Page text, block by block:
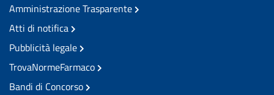
Amministrazione Trasparente
Atti di notifica
Pubblicità legale
TrovaNormeFarmaco
Bandi di Concorso